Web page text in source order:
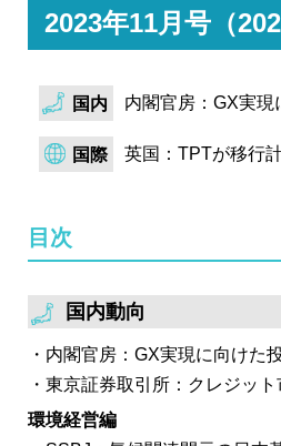
ン・クレジットの創出・活
方法論（MRV方法論）を検
経済産業省は、日本のCCS
め、カーボンマネジメント
他国のCCS法制を踏まえ、
日本卸電力取引所は、2023
降、過去最大の約定量を更
内閣官房は、GX実行会議第
ン・ボンドの発行に向け、
ームワーク」を公表。同フ
2023年11月号（
国内 内閣官房：GX実
国際 英国：TPTが移行
目次
国内動向
内閣官房：GX実現に向けた
東京証券取引所：クレジッ
環境経営編